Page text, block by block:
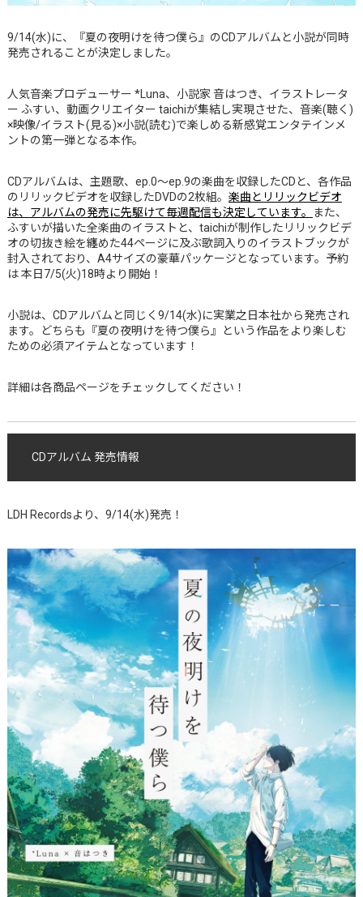
9/14(水)に、『夏の夜明けを待つ僕ら』のCDアルバムと小説が同時
発売されることが決定しました。
人気音楽プロデューサー *Luna、小説家 音はつき、イラストレータ
ー ふすい、動画クリエイター taichiが集結し実現させた、音楽(聴く)
×映像/イラスト(見る)×小説(読む)で楽しめる新感覚エンタテインメ
ントの第一弾となる本作。
CDアルバムは、主題歌、ep.0～ep.9の楽曲を収録したCDと、各作品
のリリックビデオを収録したDVDの2枚組。 楽曲とリリックビデオ
は、アルバムの発売に先駆けて毎週配信も決定しています。
また、
ふすいが描いた全楽曲のイラストと、taichiが制作したリリックビデ
オの切抜き絵を纏めた44ページに及ぶ歌詞入りのイラストブックが
封入されており、A4サイズの豪華パッケージとなっています。予約
は 本日7/5(火)18時より開始！
小説は、CDアルバムと同じく9/14(水)に実業之日本社から発売され
ます。どちらも『夏の夜明けを待つ僕ら』という作品をより楽しむ
ための必須アイテムとなっています！
詳細は各商品ページをチェックしてください！
CDアルバム 発売情報
LDH Recordsより、9/14(水)発売！